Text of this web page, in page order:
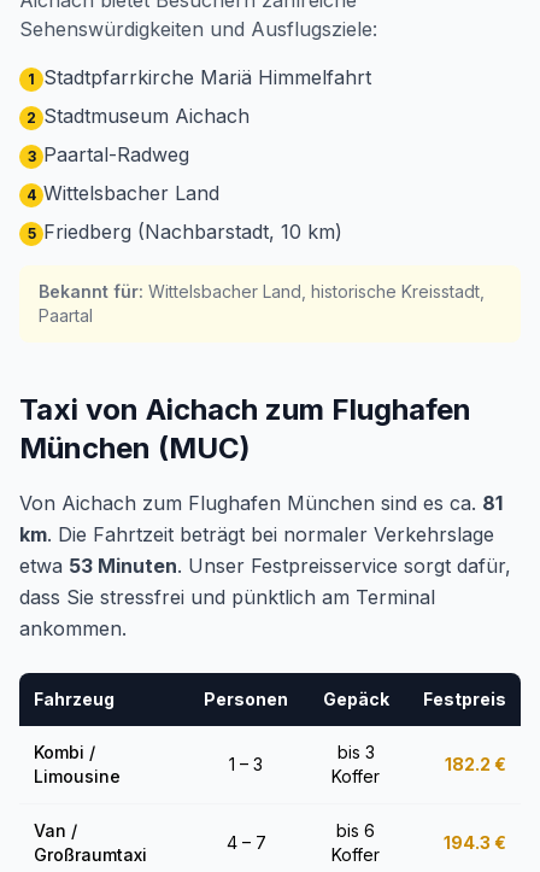
Sehenswürdigkeiten und Ausflugsziele:
1 Stadtpfarrkirche Mariä Himmelfahrt
2 Stadtmuseum Aichach
3 Paartal-Radweg
4 Wittelsbacher Land
5 Friedberg (Nachbarstadt, 10 km)
Bekannt für: Wittelsbacher Land, historische Kreisstadt,
Paartal
Taxi von Aichach zum Flughafen
München (MUC)
Von Aichach zum Flughafen München sind es ca. 81
km. Die Fahrtzeit beträgt bei normaler Verkehrslage
etwa 53 Minuten. Unser Festpreisservice sorgt dafür,
dass Sie stressfrei und pünktlich am Terminal
ankommen.
Fahrzeug Personen Gepäck Festpreis
Kombi /
Limousine
1 – 3
bis 3
Koffer
182.2 €
Van /
Großraumtaxi
4 – 7
bis 6
Koffer
194.3 €